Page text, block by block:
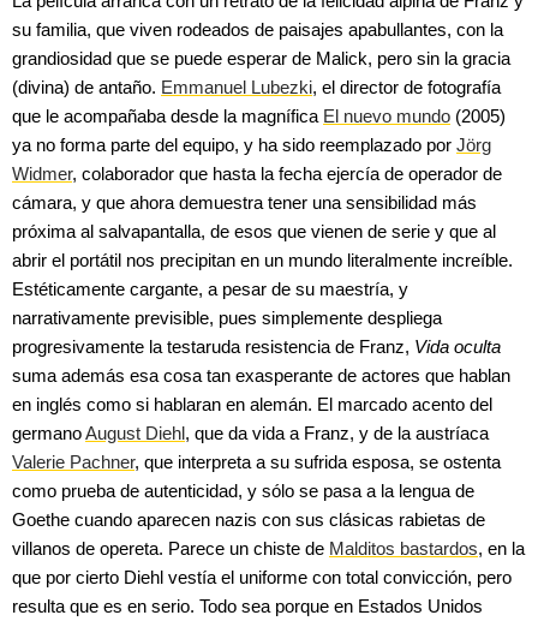
su familia, que viven rodeados de paisajes apabullantes, con la
grandiosidad que se puede esperar de Malick, pero sin la gracia
(divina) de antaño. Emmanuel Lubezki, el director de fotografía
que le acompañaba desde la magnífica El nuevo mundo (2005)
ya no forma parte del equipo, y ha sido reemplazado por Jörg
Widmer, colaborador que hasta la fecha ejercía de operador de
cámara, y que ahora demuestra tener una sensibilidad más
próxima al salvapantalla, de esos que vienen de serie y que al
abrir el portátil nos precipitan en un mundo literalmente increíble.
Estéticamente cargante, a pesar de su maestría, y
narrativamente previsible, pues simplemente despliega
progresivamente la testaruda resistencia de Franz, Vida oculta
suma además esa cosa tan exasperante de actores que hablan
en inglés como si hablaran en alemán. El marcado acento del
germanoAugust Diehl, que da vida a Franz, y de la austríaca
Valerie Pachner, que interpreta a su sufrida esposa, se ostenta
como prueba de autenticidad, y sólo se pasa a la lengua de
Goethe cuando aparecen nazis con sus clásicas rabietas de
villanos de opereta. Parece un chiste de Malditos bastardos, en la
que por cierto Diehl vestía el uniforme con total convicción, pero
resulta que es en serio. Todo sea porque en Estados Unidos